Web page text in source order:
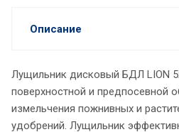
Описание
Лущильник дисковый БДЛ LION
поверхностной и предпосевной
измельчения пожнивных и
удобрений. Лущильник